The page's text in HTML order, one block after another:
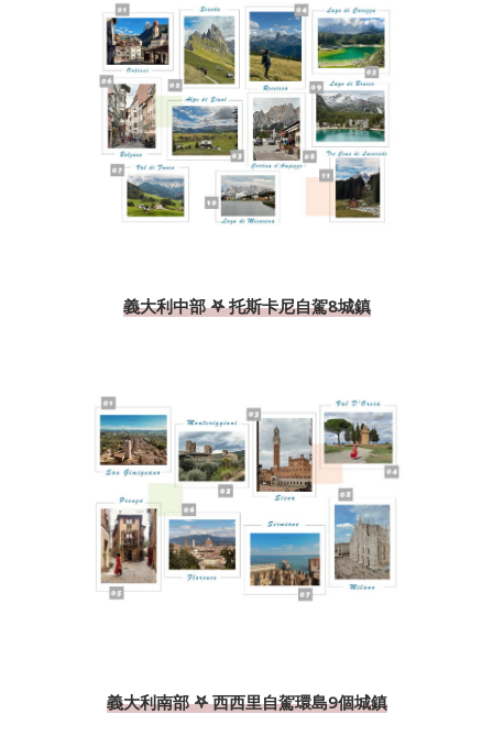
義大利中部 𖤐 托斯卡尼自駕8城鎮
義大利南部 𖤐 西西里自駕環島9個城鎮